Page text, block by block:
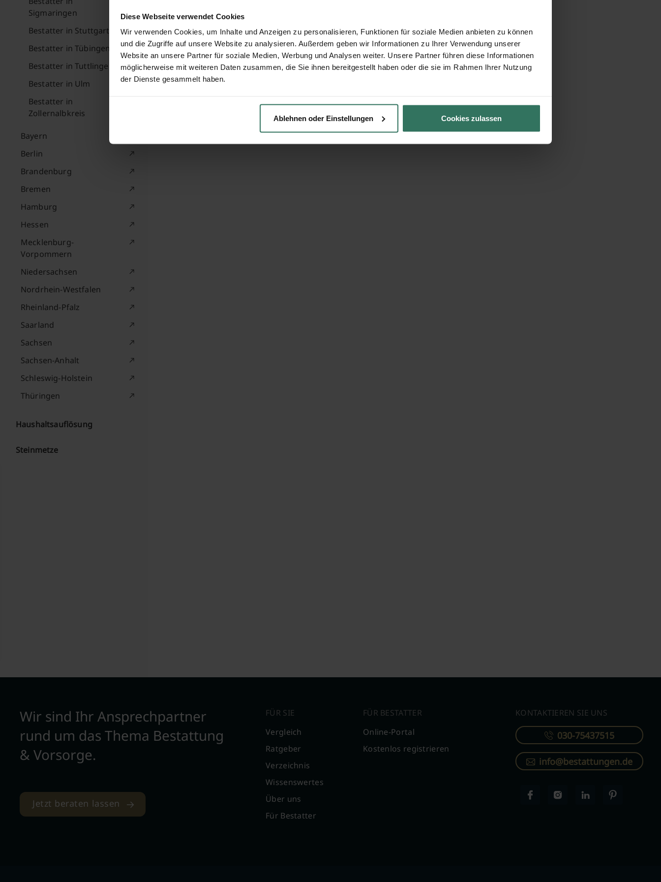
Diese Webseite verwendet Cookies
Wir verwenden Cookies, um Inhalte und Anzeigen zu personalisieren, Funktionen für soziale Medien anbieten zu können
und die Zugriffe auf unsere Website zu analysieren. Außerdem geben wir Informationen zu Ihrer Verwendung unserer
Website an unsere Partner für soziale Medien, Werbung und Analysen weiter. Unsere Partner führen diese Informationen
möglicherweise mit weiteren Daten zusammen, die Sie ihnen bereitgestellt haben oder die sie im Rahmen Ihrer Nutzung
der Dienste gesammelt haben.
Ablehnen oder Einstellungen Cookies zulassen
Sigmaringen
Bestatter in Stuttgart
Bestatter in Tübingen
Bestatter in Tuttlingen
Bestatter in Ulm
Bestatter in
Zollernalbkreis
Bayern
Berlin
Brandenburg
Bremen
Hamburg
Hessen
Mecklenburg-
Vorpommern
Niedersachsen
Nordrhein-Westfalen
Rheinland-Pfalz
Saarland
Sachsen
Sachsen-Anhalt
Schleswig-Holstein
Thüringen
Haushaltsauflösung
Steinmetze
Wir sind Ihr Ansprechpartner
rund um das Thema Bestattung
& Vorsorge.
Jetzt beraten lassen
FÜR SIE
Vergleich
Ratgeber
Verzeichnis
Wissenswertes
Über uns
Für Bestatter
FÜR BESTATTER
Online-Portal
Kostenlos registrieren
KONTAKTIEREN SIE UNS
030-75437515
info@bestattungen.de